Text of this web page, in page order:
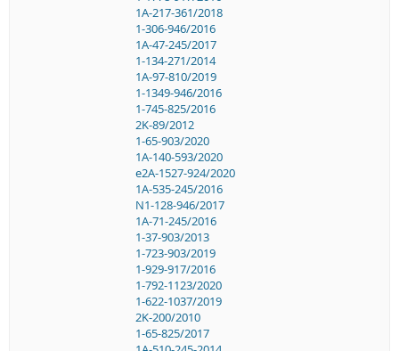
1A-217-361/2018
1-306-946/2016
1A-47-245/2017
1-134-271/2014
1A-97-810/2019
1-1349-946/2016
1-745-825/2016
2K-89/2012
1-65-903/2020
1A-140-593/2020
e2A-1527-924/2020
1A-535-245/2016
N1-128-946/2017
1A-71-245/2016
1-37-903/2013
1-723-903/2019
1-929-917/2016
1-792-1123/2020
1-622-1037/2019
2K-200/2010
1-65-825/2017